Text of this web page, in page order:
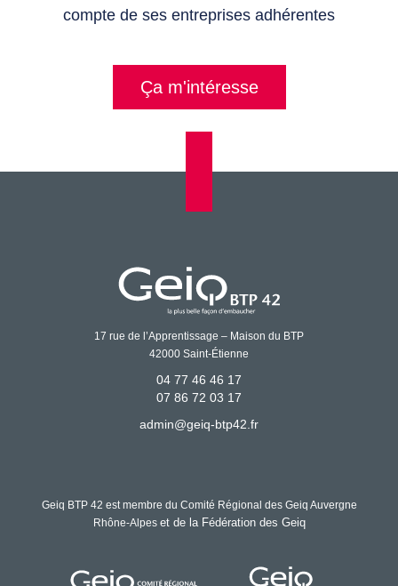
compte de ses entreprises adhérentes
Ça m'intéresse
17 rue de l’Apprentissage – Maison du BTP
42000 Saint-Étienne
04 77 46 46 17
07 86 72 03 17
admin@geiq-btp42.fr
Geiq BTP 42 est membre du Comité Régional des Geiq Auvergne
Rhône-Alpes et de la Fédération des Geiq